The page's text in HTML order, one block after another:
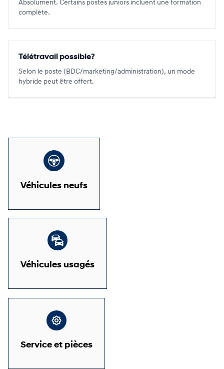
Absolument. Certains postes juniors incluent une formation
complète.
Télétravail possible?
Selon le poste (BDC/marketing/administration), un mode
hybride peut être offert.
Véhicules neufs
Véhicules usagés
Service et pièces